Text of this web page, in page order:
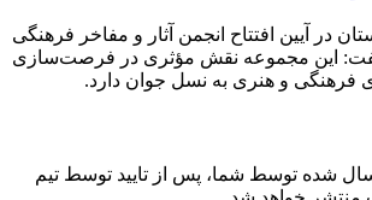
در آیین افتتاح انجمن آثار و مفاخر فرهنگی
این مجموعه نقش مؤثری در فرصت‌سازی
فرهنگی و هنری به نسل جوان دارد.
شده توسط شما، پس از تایید توسط تیم